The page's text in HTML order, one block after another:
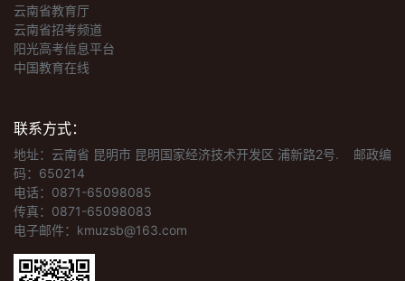
云南省教育厅
云南省招考频道
阳光高考信息平台
中国教育在线
联系方式：
地址：云南省 昆明市 昆明国家经济技术开发区 浦新路2号.
邮政编
码：650214
电话：0871-65098085
传真：0871-65098083
电子邮件：kmuzsb@163.com